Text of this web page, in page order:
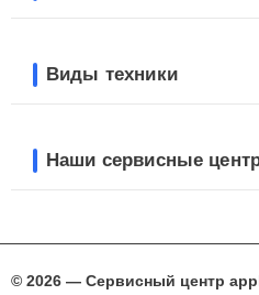
Виды техники
Наши сервисные
© 2026 — Сервисный центр